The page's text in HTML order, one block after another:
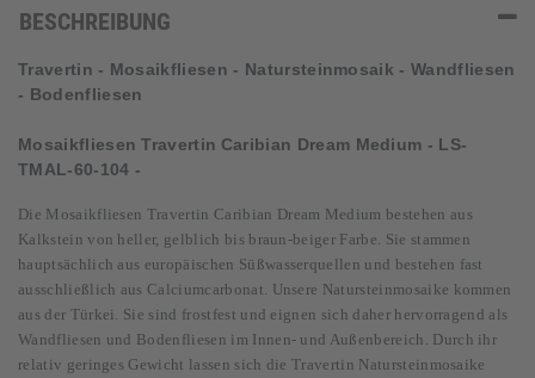
BESCHREIBUNG
Travertin - Mosaikfliesen - Natursteinmosaik - Wandfliesen
- Bodenfliesen
Mosaikfliesen Travertin Caribian Dream Medium - LS-
TMAL-60-104 -
Die Mosaikfliesen Travertin Caribian Dream Medium bestehen aus
Kalkstein von heller, gelblich bis braun-beiger Farbe. Sie stammen
hauptsächlich aus europäischen Süßwasserquellen und bestehen fast
ausschließlich aus Calciumcarbonat. Unsere Natursteinmosaike kommen
aus der Türkei. Sie sind frostfest und eignen sich daher hervorragend als
Wandfliesen und Bodenfliesen im Innen- und Außenbereich. Durch ihr
relativ geringes Gewicht lassen sich die Travertin Natursteinmosaike